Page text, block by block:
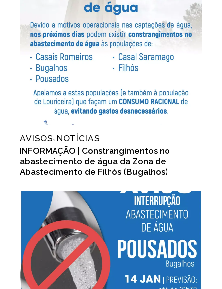
AVISOS, NOTÍCIAS
INFORMAÇÃO | Constrangimentos no
abastecimento de água da Zona de
Abastecimento de Filhós (Bugalhos)